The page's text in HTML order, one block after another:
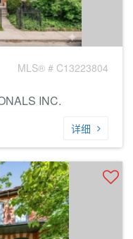
MLS® # C13223804
INC.
详细